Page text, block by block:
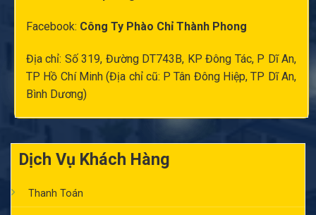
Facebook: Công Ty Phào Chỉ Thành Phong
Địa chỉ: Số 319, Đường DT743B, KP Đông Tác, P Dĩ An,
TP Hồ Chí Minh (Địa chỉ cũ: P Tân Đông Hiệp, TP Dĩ An,
Bình Dương)
Dịch Vụ Khách Hàng
Thanh Toán